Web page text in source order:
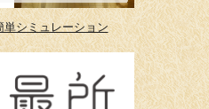
シミュレーション